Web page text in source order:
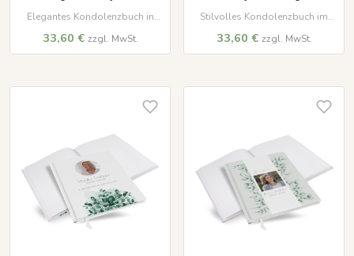
Elegantes Kondolenzbuch in
wattiertem Hardcover, 100 Seiten
auf hochwertigem Papier und
33,60 € zzgl. MwSt.
Stilvolles Kondolenzbuch im
wattiertem Hardcover-Einband
und 100 Seiten aus
Erinnerungen.
33,60 € zzgl. MwSt.